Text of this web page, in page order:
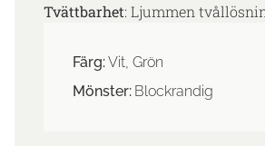
Tvättbarhet: Ljummen
Färg:Vit, Grön
Mönster: Blockrandig